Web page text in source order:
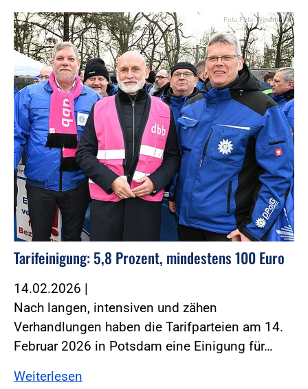
Foto:Foto: Windmüller
Tarifeinigung: 5,8 Prozent, mindestens 100 Euro
14.02.2026 |
Nach langen, intensiven und zähen
Verhandlungen haben die Tarifparteien am 14.
Februar 2026 in Potsdam eine Einigung für…
Weiterlesen